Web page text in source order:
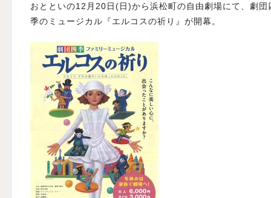
おとといの12月20日(日)から浜松町の自由劇場にて、劇団
季のミュージカル『エルコスの祈り』が開幕。